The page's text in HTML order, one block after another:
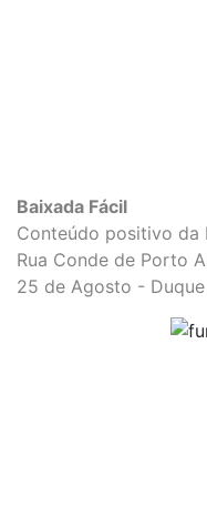
Baixada Fácil
Conteúdo positivo da
Rua Conde de Porto
25 de Agosto -